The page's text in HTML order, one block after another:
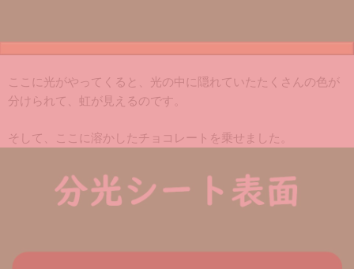
ここに光がやってくると、光の中に隠れていたたくさんの色が
分けられて、虹が見えるのです。
そして、ここに溶かしたチョコレートを乗せました。